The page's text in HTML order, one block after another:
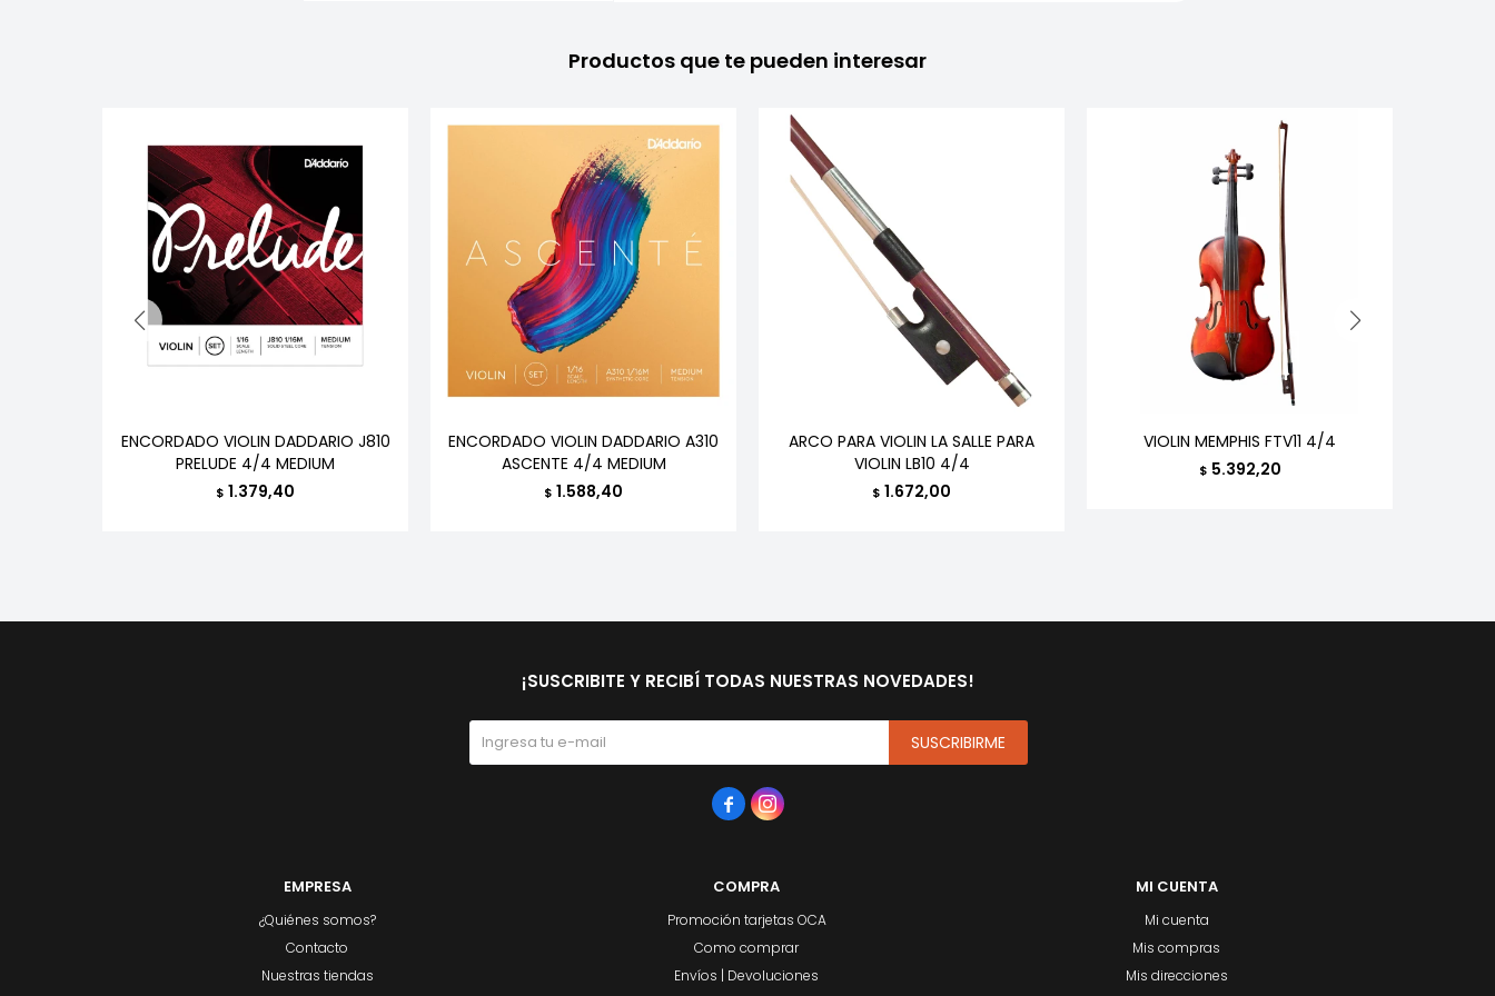
Productos que te pueden interesar
ENCORDADO VIOLIN DADDARIO J810
PRELUDE 4/4 MEDIUM
$ 1.379,40
ENCORDADO VIOLIN DADDARIO A310
ASCENTE 4/4 MEDIUM
$ 1.588,40
ARCO PARA VIOLIN LA SALLE PARA
VIOLIN LB10 4/4
$ 1.672,00
VIOLIN MEMPHIS FTV11 4/4
$ 5.392,20
EMPRESA
¿Quiénes somos?
Contacto
Nuestras tiendas
COMPRA
Promoción tarjetas OCA
Como comprar
Envíos | Devoluciones
MI CUENTA
Mi cuenta
Mis compras
Mis direcciones
¡SUSCRIBITE Y RECIBÍ TODAS NUESTRAS NOVEDADES!
SUSCRIBIRME
 